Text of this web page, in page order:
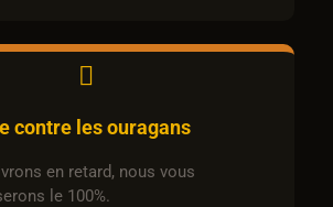
contre les ouragans
en retard, nous vous
le 100%.